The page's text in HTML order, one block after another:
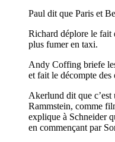
Paul dit que Paris et
Richard déplore le fait
plus fumer en taxi.
Andy Coffing briefe
et fait le décompte des
Akerlund dit que
Rammstein, comme
explique à Schneider
en commençant par